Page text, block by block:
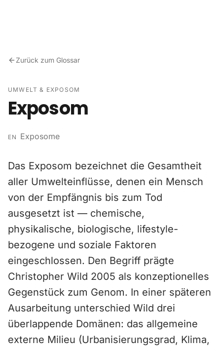
Zurück zum Glossar
UMWELT & EXPOSOM
Exposom
EN Exposome
Das Exposom bezeichnet die Gesamtheit
aller Umwelteinflüsse, denen ein Mensch
von der Empfängnis bis zum Tod
ausgesetzt ist — chemische,
physikalische, biologische, lifestyle-
bezogene und soziale Faktoren
eingeschlossen. Den Begriff prägte
Christopher Wild 2005 als konzeptionelles
Gegenstück zum Genom. In einer späteren
Ausarbeitung unterschied Wild drei
überlappende Domänen: das allgemeine
externe Milieu (Urbanisierungsgrad, Klima,